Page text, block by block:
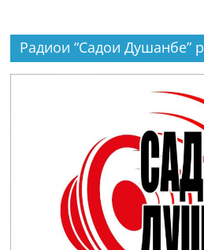
Радиои “Садои Душанбе”